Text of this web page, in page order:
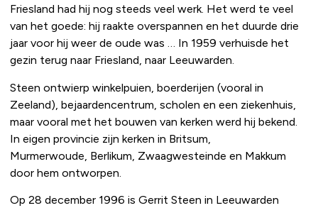
Friesland had hij nog steeds veel werk. Het werd te veel
van het goede: hij raakte overspannen en het duurde drie
jaar voor hij weer de oude was … In 1959 verhuisde het
gezin terug naar Friesland, naar Leeuwarden.
Steen ontwierp winkelpuien, boerderijen (vooral in
Zeeland), bejaardencentrum, scholen en een ziekenhuis,
maar vooral met het bouwen van kerken werd hij bekend.
In eigen provincie zijn kerken in Britsum,
Murmerwoude, Berlikum, Zwaagwesteinde en Makkum
door hem ontworpen.
Op 28 december 1996 is Gerrit Steen in Leeuwarden